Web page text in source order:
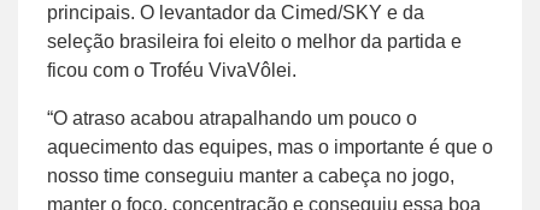
principais. O levantador da Cimed/SKY e da
seleção brasileira foi eleito o melhor da partida e
ficou com o Troféu VivaVôlei.
“O atraso acabou atrapalhando um pouco o
aquecimento das equipes, mas o importante é que o
nosso time conseguiu manter a cabeça no jogo,
manter o foco, concentração e conseguiu essa boa